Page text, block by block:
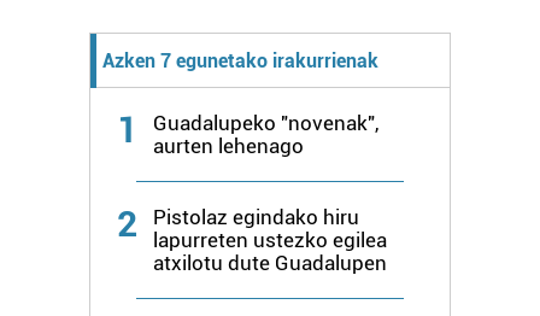
erabiltzeko baimen esplizitua ematen diguzu.Gehiago
Azken 7 egunetako irakurrienak
1
Guadalupeko "novenak",
aurten lehenago
2
Pistolaz egindako hiru
lapurreten ustezko egilea
atxilotu dute Guadalupen